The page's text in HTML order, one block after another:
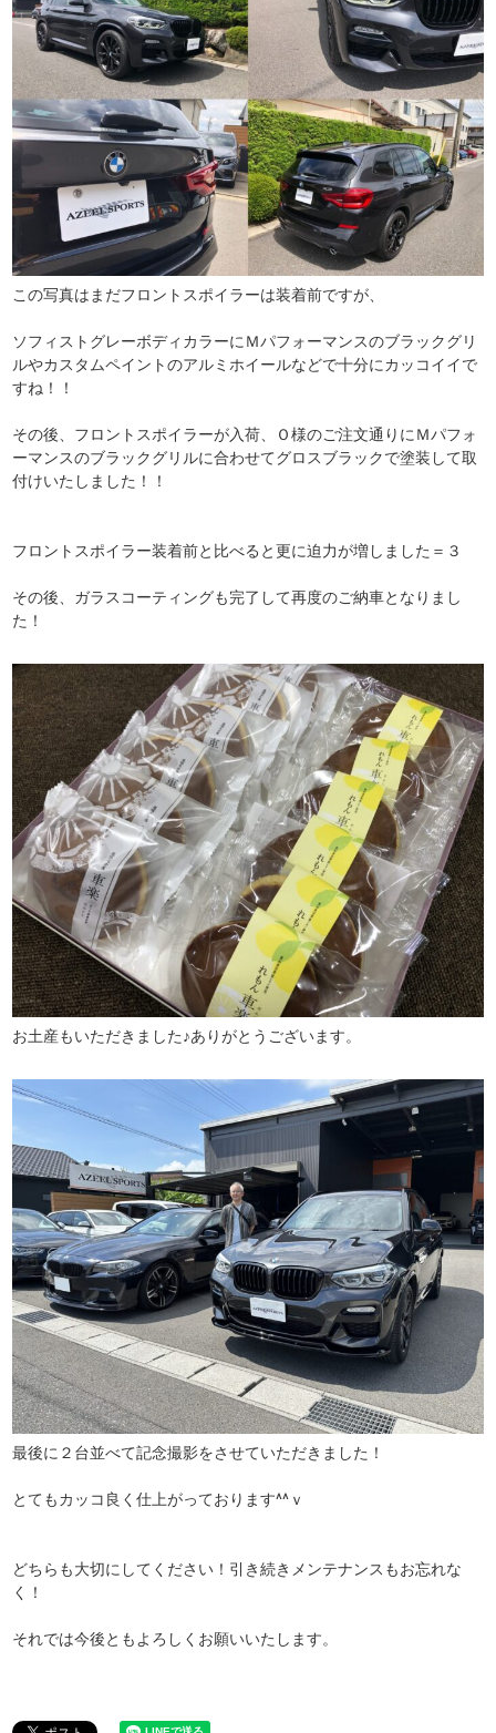
この写真はまだフロントスポイラーは装着前ですが、
ソフィストグレーボディカラーにＭパフォーマンスのブラックグリ
ルやカスタムペイントのアルミホイールなどで十分にカッコイイで
すね！！
その後、フロントスポイラーが入荷、Ｏ様のご注文通りにＭパフォ
ーマンスのブラックグリルに合わせてグロスブラックで塗装して取
付けいたしました！！
フロントスポイラー装着前と比べると更に迫力が増しました＝３
その後、ガラスコーティングも完了して再度のご納車となりまし
た！
お土産もいただきました♪ありがとうございます。
最後に２台並べて記念撮影をさせていただきました！
とてもカッコ良く仕上がっております^^ｖ
どちらも大切にしてください！引き続きメンテナンスもお忘れな
く！
それでは今後ともよろしくお願いいたします。